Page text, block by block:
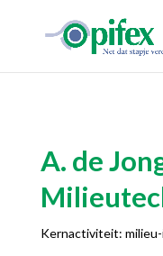
A. de
Kernactiviteit: